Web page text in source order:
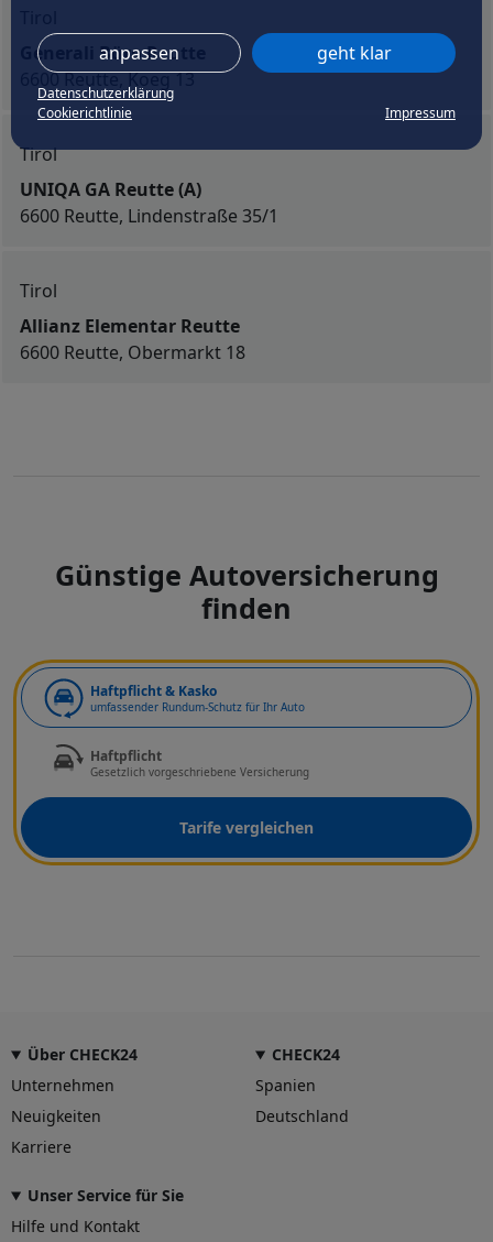
anpassen geht klar
Datenschutzerklärung
Cookierichtlinie
Impressum
Generali Büro Reutte
6600 Reutte, Koeg 13
Tirol
UNIQA GA Reutte (A)
6600 Reutte, Lindenstraße 35/1
Tirol
Allianz Elementar Reutte
6600 Reutte, Obermarkt 18
Günstige Autoversicherung
finden
Haftpflicht & Kasko
umfassender Rundum-Schutz für Ihr Auto
Haftpflicht
Gesetzlich vorgeschriebene Versicherung
Tarife vergleichen
Über CHECK24
Unternehmen
Neuigkeiten
Karriere
CHECK24
Spanien
Deutschland
Unser Service für Sie
Hilfe und Kontakt